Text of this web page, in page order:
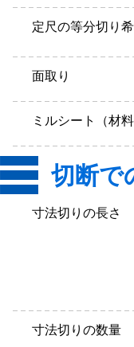
定尺の等分切り
面取り
ミルシート（材料
寸法切りの長さ
寸法切りの数量